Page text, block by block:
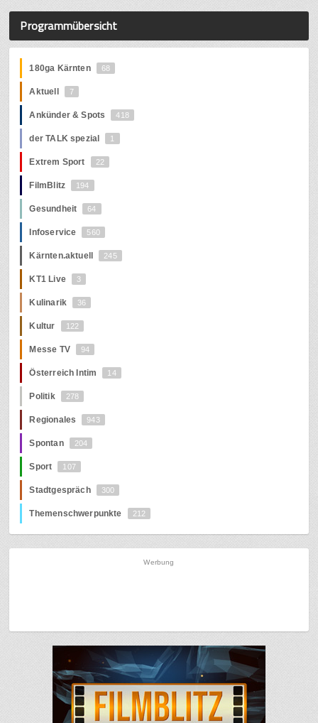
Programmübersicht
180ga Kärnten 68
Aktuell 7
Ankünder & Spots 418
der TALK spezial 1
Extrem Sport 22
FilmBlitz 194
Gesundheit 64
Infoservice 560
Kärnten.aktuell 245
KT1 Live 3
Kulinarik 36
Kultur 122
Messe TV 94
Österreich Intim 14
Politik 278
Regionales 943
Spontan 204
Sport 107
Stadtgespräch 300
Themenschwerpunkte 212
Werbung